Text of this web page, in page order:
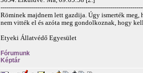
Röminek majdnem lett gazdija. Úgy ismerték
nem vitték el és azóta meg gondolkoznak, hogy
Etyeki Állatvédő Egyesület
Fórumunk
Képtár